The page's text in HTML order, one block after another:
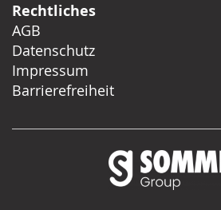
Rechtliches
AGB
Datenschutz
Impressum
Barrierefreiheit